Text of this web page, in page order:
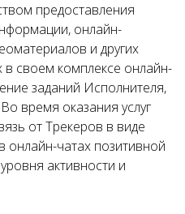
предоставления
онлайн-
и других
своем комплексе онлайн-
заданий Исполнителя,
время оказания услуг
от Трекеров в виде
онлайн-чатах позитивной
активности и